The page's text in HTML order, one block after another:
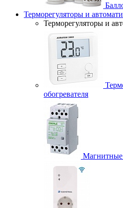
Терморегуляторы и
Терморегуляторы и
обогревателя
Магнитные